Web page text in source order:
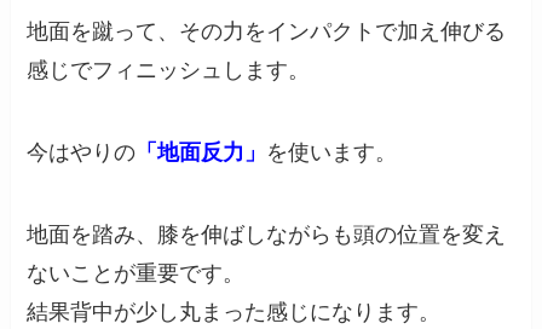
地面を蹴って、その力をインパクトで加え伸びる
感じでフィニッシュします。
今はやりの 「地面反力」 を使います。
地面を踏み、膝を伸ばしながらも頭の位置を変え
ないことが重要です。
結果背中が少し丸まった感じになります。